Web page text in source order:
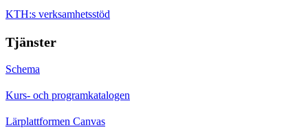
KTH:s verksamhetsstöd
Tjänster
Schema
Kurs- och programkatalogen
Lärplattformen Canvas